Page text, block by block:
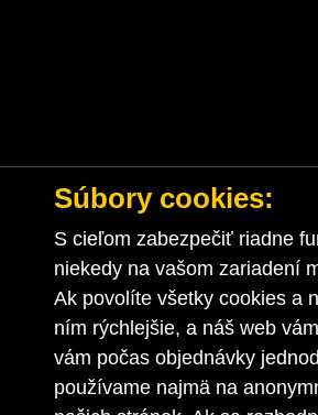
Súbory cookies:
S cieľom zabezpečiť riadne
niekedy na vašom zariadení
Ak povolíte všetky cookies a
ním rýchlejšie, a náš web
vám počas objednávky
používame najmä na